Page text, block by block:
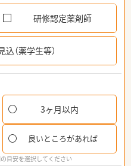
研修認定薬剤師
（薬学生等）
3ヶ月以内
良いところがあれば
目安を選択してください